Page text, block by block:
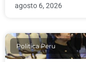
agosto 6, 2026
Politica Peru